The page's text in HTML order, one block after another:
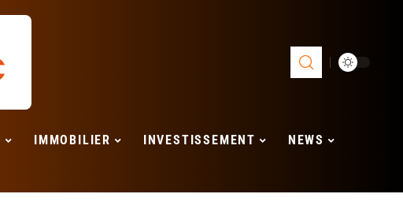
IMMOBILIER INVESTISSEMENT NEWS